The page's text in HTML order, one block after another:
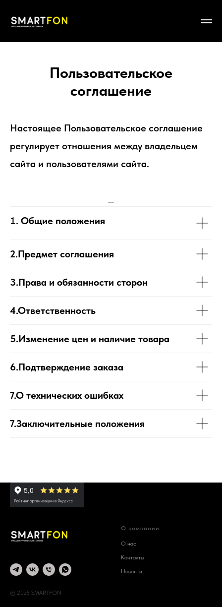
Пользовательское
соглашение
Настоящее Пользовательское соглашение
регулирует отношения между владельцем
сайта и пользователями сайта.
...
Общие положения
2.Предмет соглашения
3.Права и обязанности сторон
4.Ответственность
5.Изменение цен и наличие товара
6.Подтверждение заказа
7.О технических ошибках
7.Заключительные положения
© 2025 SMARTFON
О компании
О нас
Контакты
Новости